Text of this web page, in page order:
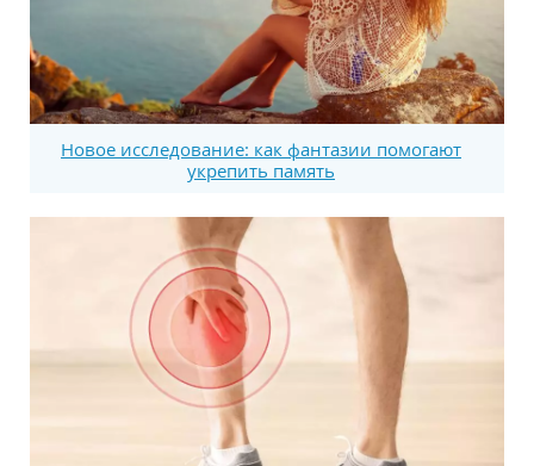
Новое исследование: как фантазии помогают
укрепить память